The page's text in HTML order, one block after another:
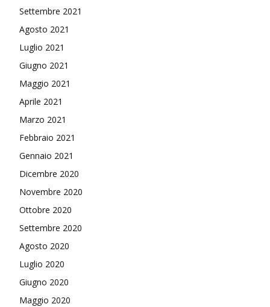
Settembre 2021
Agosto 2021
Luglio 2021
Giugno 2021
Maggio 2021
Aprile 2021
Marzo 2021
Febbraio 2021
Gennaio 2021
Dicembre 2020
Novembre 2020
Ottobre 2020
Settembre 2020
Agosto 2020
Luglio 2020
Giugno 2020
Maggio 2020